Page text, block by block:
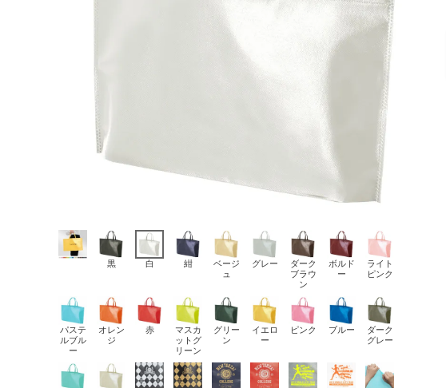
黒 白 紺
ベージ
ュ
グレー
ダーク
ブラウ
ン
ボルド
ー
ライト
ピンク
パステ
ルブル
ー
オレン
ジ
赤
マスカ
ットグ
リーン
グリー
ン
イエロ
ー
ピンク ブルー
ダーク
グレー